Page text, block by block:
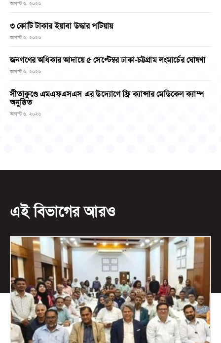
আগস্ট ৬, ২০২৬
৩ কোটি টাকার ইয়াবা উদ্ধার পটিয়ায়
আগস্ট ৬, ২০২৬
জনগণের অধিকার আদায়ে ৫ সেপ্টেম্বর ঢাকা-চট্টগ্রাম লংমার্চের ঘোষণা
আগস্ট ৬, ২০২৬
সীতাকুণ্ডে এমএফএসএস এর উদ্যোগে ফ্রি ক্যান্সার মেডিকেল ক্যাম্প
অনুষ্ঠিত
আগস্ট ৬, ২০২৬
এই বিভাগের আরও